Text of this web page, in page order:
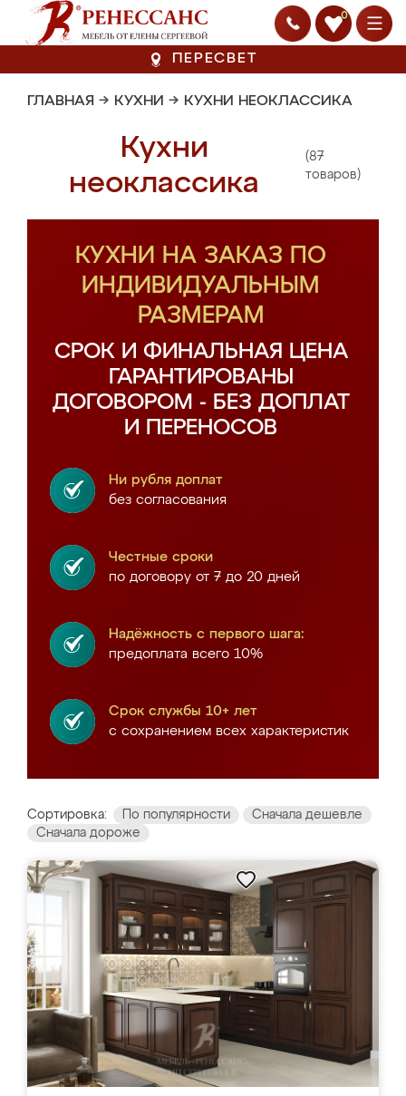
0
ПЕРЕСВЕТ
ГЛАВНАЯ → КУХНИ → КУХНИ НЕОКЛАССИКА
Кухни
неоклассика
(87
товаров)
КУХНИ НА ЗАКАЗ ПО
ИНДИВИДУАЛЬНЫМ
РАЗМЕРАМ
СРОК И ФИНАЛЬНАЯ ЦЕНА
ГАРАНТИРОВАНЫ
ДОГОВОРОМ - БЕЗ ДОПЛАТ
И ПЕРЕНОСОВ
Ни рубля доплат
без согласования
Честные сроки
по договору от 7 до 20 дней
Надёжность с первого шага:
предоплата всего 10%
Срок службы 10+ лет
с сохранением всех характеристик
Сортировка: По популярности
Сначала дешевле
Сначала дороже